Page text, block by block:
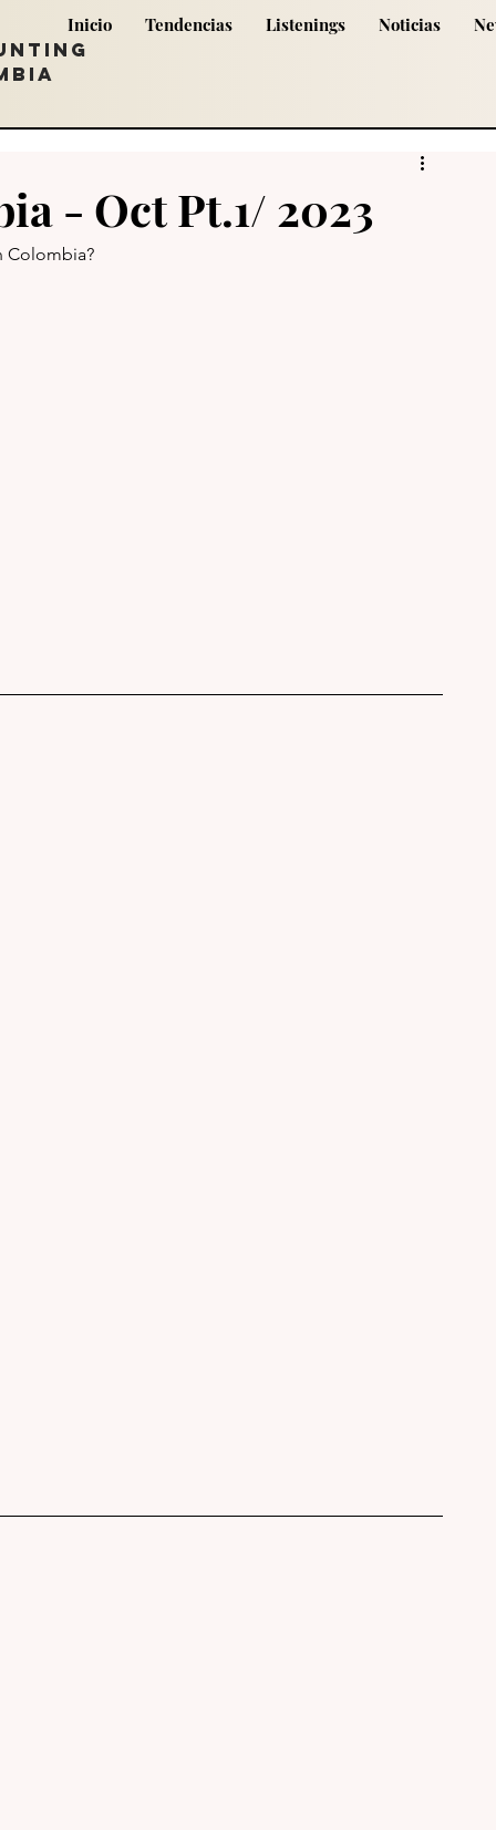
Inicio Tendencias Listenings Noticias
- Oct Pt.1/ 2023
Colombia?